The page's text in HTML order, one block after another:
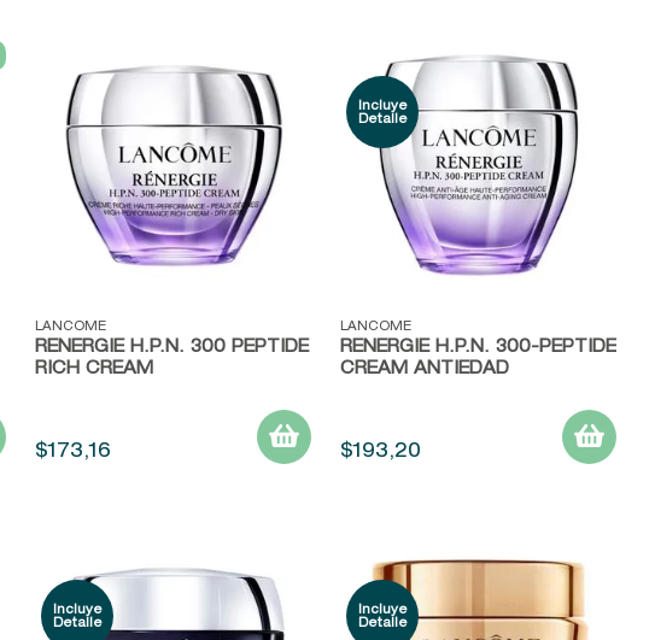
Vista rápida
LANCOME
RENERGIE H.P.N. 300 PEPTIDE
RICH CREAM
$173,16
Vista rápida
LANCOME
RENERGIE H.P.N. 300-PEPTIDE
CREAM ANTIEDAD
$193,20